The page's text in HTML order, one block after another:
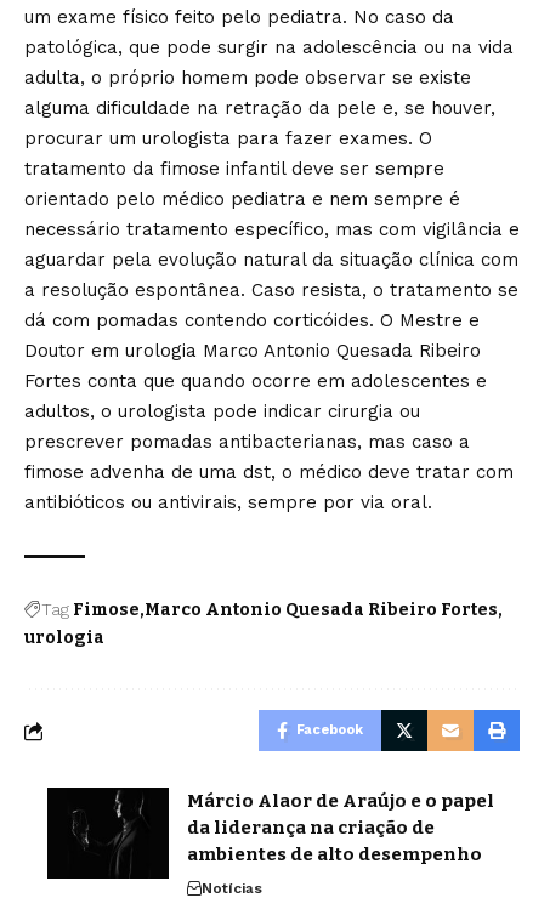
um exame físico feito pelo pediatra. No caso da
patológica, que pode surgir na adolescência ou na vida
adulta, o próprio homem pode observar se existe
alguma dificuldade na retração da pele e, se houver,
procurar um urologista para fazer exames. O
tratamento da fimose infantil deve ser sempre
orientado pelo médico pediatra e nem sempre é
necessário tratamento específico, mas com vigilância e
aguardar pela evolução natural da situação clínica com
a resolução espontânea. Caso resista, o tratamento se
dá com pomadas contendo corticóides. O Mestre e
Doutor em urologia Marco Antonio Quesada Ribeiro
Fortes conta que quando ocorre em adolescentes e
adultos, o urologista pode indicar cirurgia ou
prescrever pomadas antibacterianas, mas caso a
fimose advenha de uma dst, o médico deve tratar com
antibióticos ou antivirais, sempre por via oral.
Tag Fimose Marco Antonio Quesada Ribeiro Fortes
urologia
Facebook
Márcio Alaor de Araújo e o papel
da liderança na criação de
ambientes de alto desempenho
Notícias